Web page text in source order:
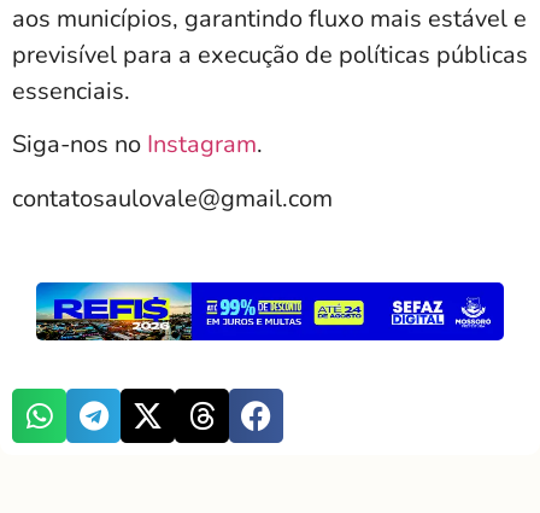
aos municípios, garantindo fluxo mais estável e
previsível para a execução de políticas públicas
essenciais.
Siga-nos no Instagram.
contatosaulovale@gmail.com